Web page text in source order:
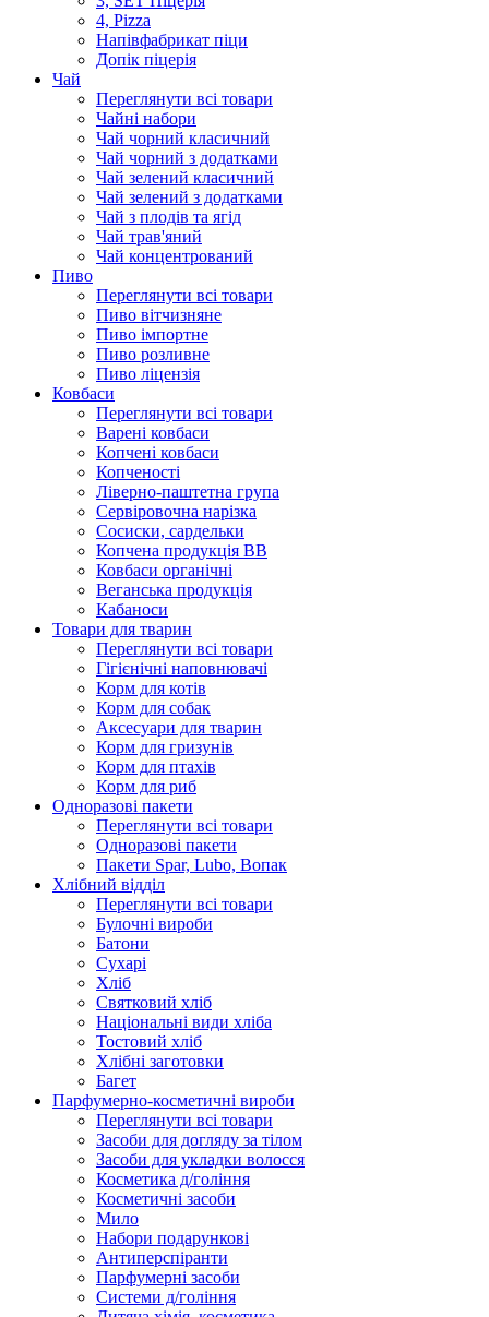
4, Pizza
Напівфабрикат піци
Допік піцерія
Чай
Переглянути всі товари
Чайні набори
Чай чорний класичний
Чай чорний з додатками
Чай зелений класичний
Чай зелений з додатками
Чай з плодів та ягід
Чай трав'яний
Чай концентрований
Пиво
Переглянути всі товари
Пиво вітчизняне
Пиво імпортне
Пиво розливне
Пиво ліцензія
Ковбаси
Переглянути всі товари
Варені ковбаси
Копчені ковбаси
Копченості
Ліверно-паштетна група
Сервіровочна нарізка
Сосиски, сардельки
Копчена продукція ВВ
Ковбаси органічні
Веганська продукція
Кабаноси
Товари для тварин
Переглянути всі товари
Гігієнічні наповнювачі
Корм для котів
Корм для собак
Аксесуари для тварин
Корм для гризунів
Корм для птахів
Корм для риб
Одноразові пакети
Переглянути всі товари
Одноразові пакети
Пакети Spar, Lubo, Вопак
Хлібний відділ
Переглянути всі товари
Булочні вироби
Батони
Сухарі
Хліб
Святковий хліб
Національні види хліба
Тостовий хліб
Хлібні заготовки
Багет
Парфумерно-косметичні вироби
Переглянути всі товари
Засоби для догляду за тілом
Засоби для укладки волосся
Косметика д/гоління
Косметичні засоби
Мило
Набори подарункові
Антиперспіранти
Парфумерні засоби
Системи д/гоління